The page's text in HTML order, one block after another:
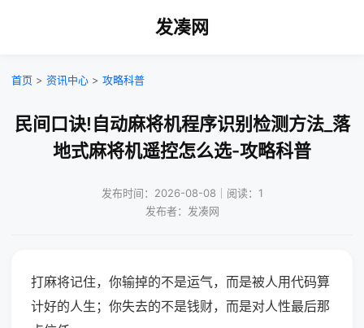
发凑网
首页 > 资讯中心 > 攻略科普
民间口诀!自动麻将机程序识别检测方法_落
地式麻将机遥控怎么选-攻略科普
发布时间：2026-08-08｜阅读：1
发布者：发凑网
打麻将记住，你输掉的不是运气，而是被人用代码算
计好的人生；你失去的不是钱财，而是对人性最后那